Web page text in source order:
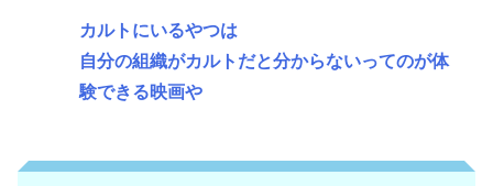
カルトにいるやつは
自分の組織がカルトだと分からないってのが体
験できる映画や